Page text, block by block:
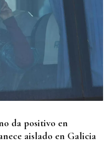
da positivo en
aislado en Galicia